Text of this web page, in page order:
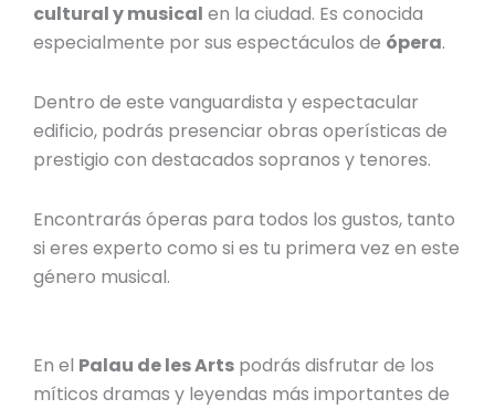
cultural y musical en la ciudad. Es conocida
especialmente por sus espectáculos de ópera.
Dentro de este vanguardista y espectacular
edificio, podrás presenciar obras operísticas de
prestigio con destacadossopranos y tenores.
Encontrarás óperas para todos los gustos, tanto
si eres experto como si es tu primera vez en este
género musical.
En el Palau de les Arts podrás disfrutarde los
míticos dramas y leyendas más importantes de